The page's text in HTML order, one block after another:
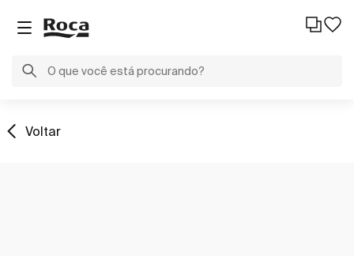
Voltar